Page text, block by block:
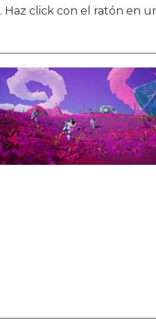
. Haz click con el ratón en